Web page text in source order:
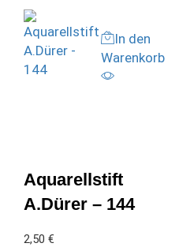
In den
Warenkorb
Aquarellstift
A.Dürer – 144
2,50 €